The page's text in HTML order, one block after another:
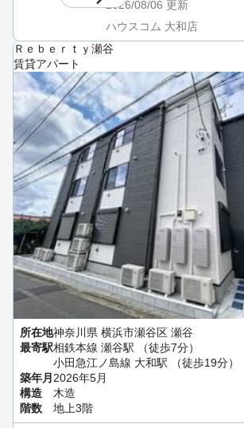
2026/08/06 更新
ハウスコム 大和店
Ｒｅｂｅｒｔｙ瀬谷
賃貸アパート
所在地神奈川県 横浜市瀬谷区 瀬谷
最寄駅相鉄本線 瀬谷駅 （徒歩7分）
小田急江ノ島線 大和駅 （徒歩19分）
築年月 2026年5月
構造
木造
階数
地上3階